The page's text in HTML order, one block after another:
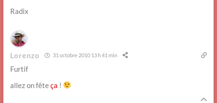
Radix
Lorenzo 31 octobre 2010 13 h 41 min
Furtif
allez on fêteça !